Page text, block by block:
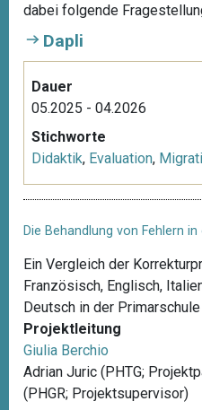
dabei folgende
Dapli
Dauer
05.2025 - 04.2026
Stichworte
Didaktik, Evaluation,
Die Behandlung von Fehlern
Ein Vergleich der
Französisch, Englisch,
Deutsch in der Primarschule
Projektleitung
Giulia Berchio
Adrian Juric (PHTG;
(PHGR; Projektsupervisor)